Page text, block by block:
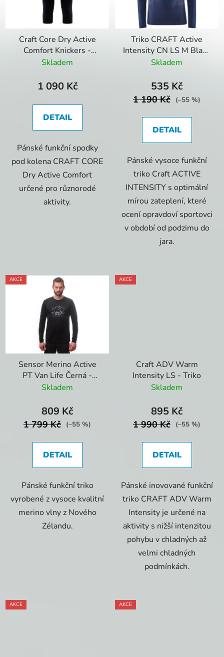
Craft Core Dry Active
Comfort Knickers -
Spodky
Skladem
1 090 Kč
DETAIL
Pánské funkční spodky
pod kolena CRAFT CORE
Dry Active Comfort
určené pro různorodé
aktivity.
Triko CRAFT Active
Intensity CN LS M Blaze
Lychee
Skladem
535 Kč
1 190 Kč (–55 %)
DETAIL
Pánské vysoce funkční
triko Craft ACTIVE
INTENSITY s optimální
mírou zateplení, které
ocení opravdoví sportovci
v období od podzimu do
jara.
AKCE
Sensor Merino Active
PT Van Life Černá -
Pánské triko
Skladem
809 Kč
1 799 Kč (–55 %)
DETAIL
Pánské funkční triko
vyrobené z vysoce kvalitní
merino vlny z Nového
Zélandu.
AKCE
Craft ADV Warm
Intensity LS - Triko
Skladem
895 Kč
1 990 Kč (–55 %)
DETAIL
Pánské inovované funkční
triko CRAFT ADV Warm
Intensity je určené na
aktivity s nižší intenzitou
pohybu v chladných až
velmi chladných
podmínkách.
AKCE AKCE